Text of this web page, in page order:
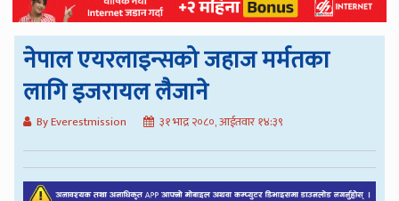
नेपाल एयरलाइन्सको जहाज मर्मतका
लागि इजरायल लैजाने
By Everestmission ३१ भाद्र २०८०, आईतवार १४:३९